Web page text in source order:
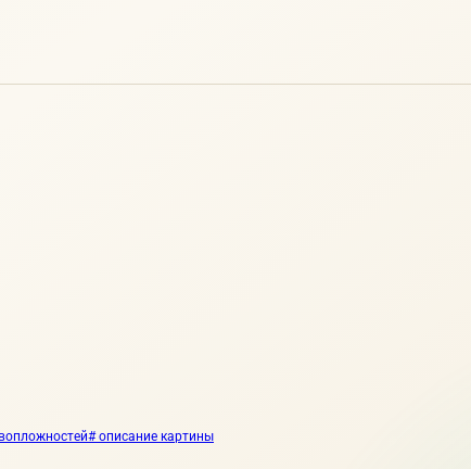
# описание картины